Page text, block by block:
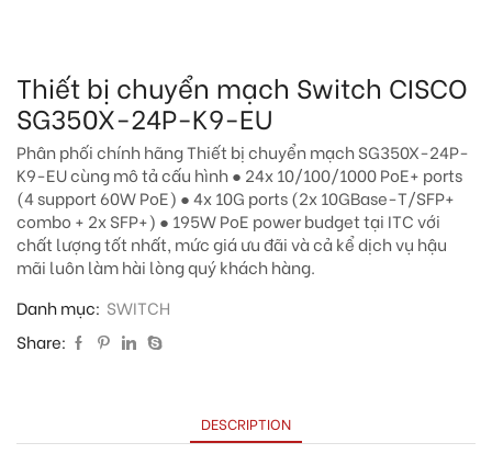
Thiết bị chuyển mạch Switch CISCO
SG350X-24P-K9-EU
Phân phối chính hãng Thiết bị chuyển mạch SG350X-24P-
K9-EU cùng mô tả cấu hình ● 24x 10/100/1000 PoE+ ports
(4 support 60W PoE) ● 4x 10G ports (2x 10GBase-T/SFP+
combo + 2x SFP+) ● 195W PoE power budget tại ITC với
chất lượng tốt nhất, mức giá ưu đãi và cả kể dịch vụ hậu
mãi luôn làm hài lòng quý khách hàng.
Danh mục: SWITCH
Share:
DESCRIPTION